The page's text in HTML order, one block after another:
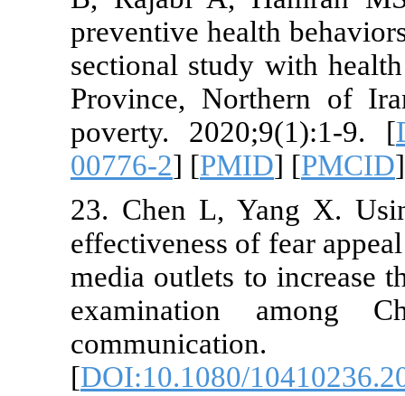
preventive
sectional
Province,
poverty.
00776-2] [
23. Chen L,
effectiveness
media
[